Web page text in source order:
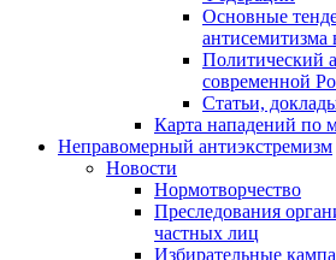
Основные
антисемитизма
Политический
современной
Статьи,
Карта нападений по
Неправомерный антиэкстремизм
Новости
Нормотворчество
Преследования
частных лиц
Избирательные